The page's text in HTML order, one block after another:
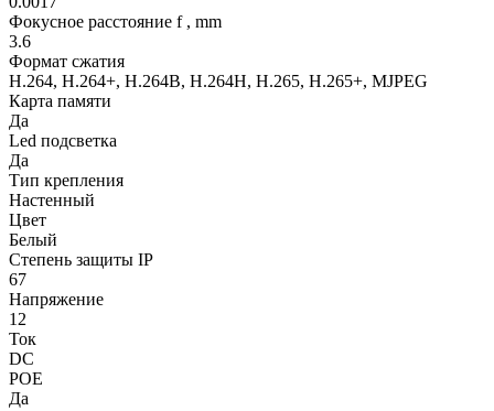
Фокусное расстояние f , mm
3.6
Формат сжатия
H.264, H.264+, H.264B, H.264H, H.265, H.265+, MJPEG
Карта памяти
Да
Led подсветка
Да
Тип крепления
Настенный
Цвет
Белый
Степень защиты IP
67
Напряжение
12
Ток
DC
POE
Да